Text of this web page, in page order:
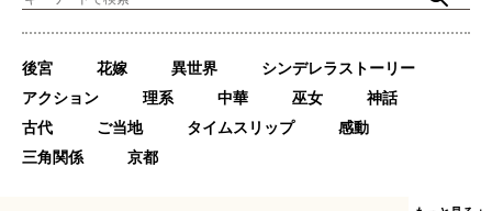
後宮 花嫁 異世界
シンデレラストーリー
アクション
理系 中華 巫女
神話
古代
ご当地 タイムスリップ
感動
三角関係
京都